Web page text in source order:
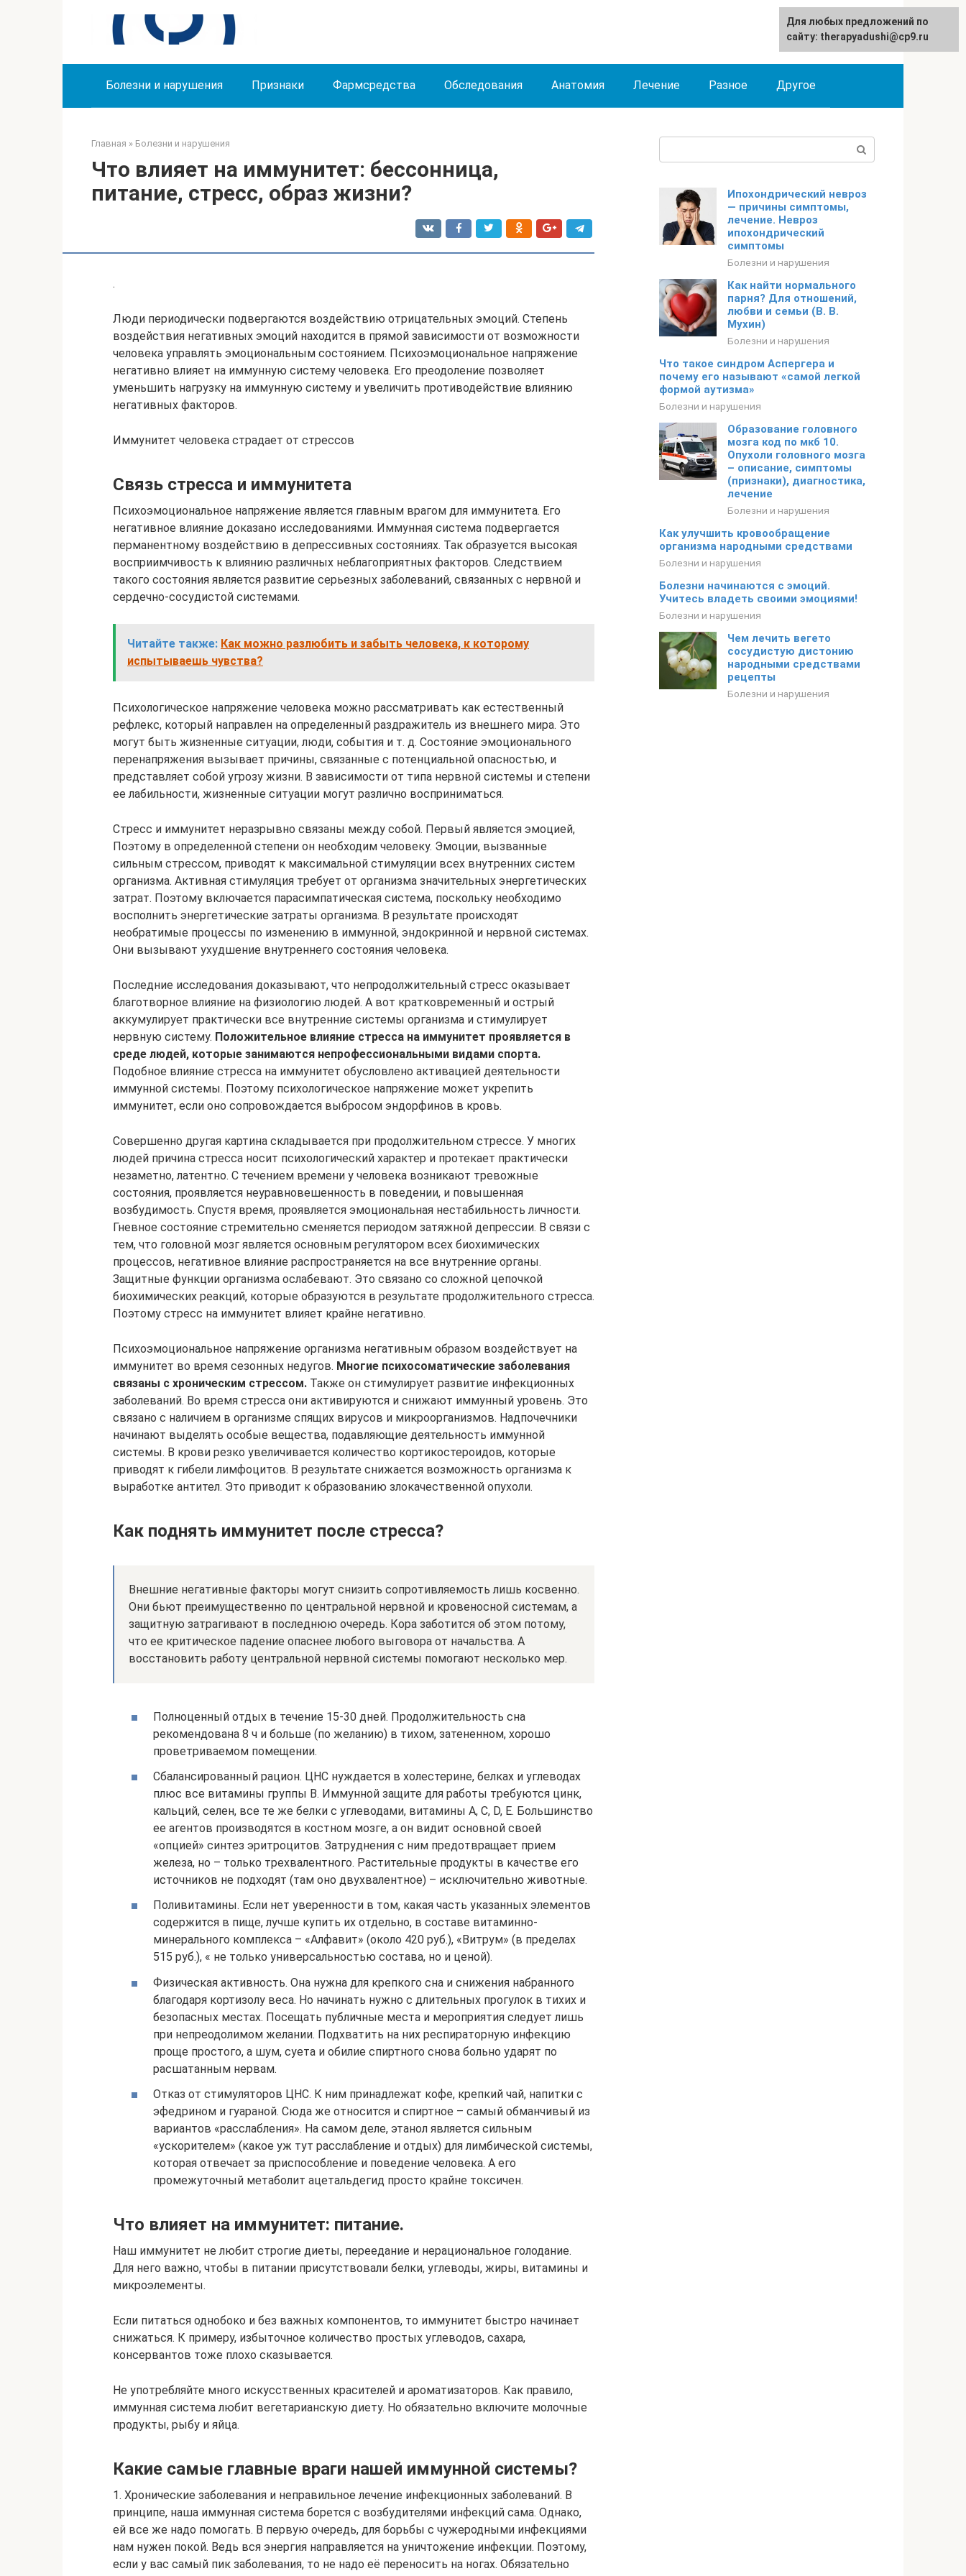
Болезни и нарушения Признаки Фармсредства Обследования Анатомия Лечение Разное Другое
Главная » Болезни и нарушения
Что влияет на иммунитет: бессонница,
питание, стресс, образ жизни?
.
Люди периодически подвергаются воздействию отрицательных эмоций. Степень
воздействия негативных эмоций находится в прямой зависимости от возможности
человека управлять эмоциональным состоянием. Психоэмоциональное напряжение
негативно влияет на иммунную систему человека. Его преодоление позволяет
уменьшить нагрузку на иммунную систему и увеличить противодействие влиянию
негативных факторов.
Иммунитет человека страдает от стрессов
Связь стресса и иммунитета
Психоэмоциональное напряжение является главным врагом для иммунитета. Его
негативное влияние доказано исследованиями. Иммунная система подвергается
перманентному воздействию в депрессивных состояниях. Так образуется высокая
восприимчивость к влиянию различных неблагоприятных факторов. Следствием
такого состояния является развитие серьезных заболеваний, связанных с нервной и
сердечно-сосудистой системами.
Читайте также: Как можно разлюбить и забыть человека, к которому
испытываешь чувства?
Психологическое напряжение человека можно рассматривать как естественный
рефлекс, который направлен на определенный раздражитель из внешнего мира. Это
могут быть жизненные ситуации, люди, события и т. д. Состояние эмоционального
перенапряжения вызывает причины, связанные с потенциальной опасностью, и
представляет собой угрозу жизни. В зависимости от типа нервной системы и степени
ее лабильности, жизненные ситуации могут различно восприниматься.
Стресс и иммунитет неразрывно связаны между собой. Первый является эмоцией,
Поэтому в определенной степени он необходим человеку. Эмоции, вызванные
сильным стрессом, приводят к максимальной стимуляции всех внутренних систем
организма. Активная стимуляция требует от организма значительных энергетических
затрат. Поэтому включается парасимпатическая система, поскольку необходимо
восполнить энергетические затраты организма. В результате происходят
необратимые процессы по изменению в иммунной, эндокринной и нервной системах.
Они вызывают ухудшение внутреннего состояния человека.
Последние исследования доказывают, что непродолжительный стресс оказывает
благотворное влияние на физиологию людей. А вот кратковременный и острый
аккумулирует практически все внутренние системы организма и стимулирует
нервную систему. Положительное влияние стресса на иммунитет проявляется в
среде людей, которые занимаются непрофессиональными видами спорта.
Подобное влияние стресса на иммунитет обусловлено активацией деятельности
иммунной системы. Поэтому психологическое напряжение может укрепить
иммунитет, если оно сопровождается выбросом эндорфинов в кровь.
Совершенно другая картина складывается при продолжительном стрессе. У многих
людей причина стресса носит психологический характер и протекает практически
незаметно, латентно. С течением времени у человека возникают тревожные
состояния, проявляется неуравновешенность в поведении, и повышенная
возбудимость. Спустя время, проявляется эмоциональная нестабильность личности.
Гневное состояние стремительно сменяется периодом затяжной депрессии. В связи с
тем, что головной мозг является основным регулятором всех биохимических
процессов, негативное влияние распространяется на все внутренние органы.
Защитные функции организма ослабевают. Это связано со сложной цепочкой
биохимических реакций, которые образуются в результате продолжительного стресса.
Поэтому стресс на иммунитет влияет крайне негативно.
Психоэмоциональное напряжение организма негативным образом воздействует на
иммунитет во время сезонных недугов. Многие психосоматические заболевания
связаны с хроническим стрессом. Также он стимулирует развитие инфекционных
заболеваний. Во время стресса они активируются и снижают иммунный уровень. Это
связано с наличием в организме спящих вирусов и микроорганизмов. Надпочечники
начинают выделять особые вещества, подавляющие деятельность иммунной
системы. В крови резко увеличивается количество кортикостероидов, которые
приводят к гибели лимфоцитов. В результате снижается возможность организма к
выработке антител. Это приводит к образованию злокачественной опухоли.
Как поднять иммунитет после стресса?
Внешние негативные факторы могут снизить сопротивляемость лишь косвенно.
Они бьют преимущественно по центральной нервной и кровеносной системам, а
защитную затрагивают в последнюю очередь. Кора заботится об этом потому,
что ее критическое падение опаснее любого выговора от начальства. А
восстановить работу центральной нервной системы помогают несколько мер.
Полноценный отдых в течение 15-30 дней. Продолжительность сна
рекомендована 8 ч и больше (по желанию) в тихом, затененном, хорошо
проветриваемом помещении.
Сбалансированный рацион. ЦНС нуждается в холестерине, белках и углеводах
плюс все витамины группы В. Иммунной защите для работы требуются цинк,
кальций, селен, все те же белки с углеводами, витамины А, С, D, Е. Большинство
ее агентов производятся в костном мозге, а он видит основной своей
«опцией» синтез эритроцитов. Затруднения с ним предотвращает прием
железа, но – только трехвалентного. Растительные продукты в качестве его
источников не подходят (там оно двухвалентное) – исключительно животные.
Поливитамины. Если нет уверенности в том, какая часть указанных элементов
содержится в пище, лучше купить их отдельно, в составе витаминно-
минерального комплекса – «Алфавит» (около 420 руб.), «Витрум» (в пределах
515 руб.), « не только универсальностью состава, но и ценой).
Физическая активность. Она нужна для крепкого сна и снижения набранного
благодаря кортизолу веса. Но начинать нужно с длительных прогулок в тихих и
безопасных местах. Посещать публичные места и мероприятия следует лишь
при непреодолимом желании. Подхватить на них респираторную инфекцию
проще простого, а шум, суета и обилие спиртного снова больно ударят по
расшатанным нервам.
Отказ от стимуляторов ЦНС. К ним принадлежат кофе, крепкий чай, напитки с
эфедрином и гуараной. Сюда же относится и спиртное – самый обманчивый из
вариантов «расслабления». На самом деле, этанол является сильным
«ускорителем» (какое уж тут расслабление и отдых) для лимбической системы,
которая отвечает за приспособление и поведение человека. А его
промежуточный метаболит ацетальдегид просто крайне токсичен.
Что влияет на иммунитет: питание.
Наш иммунитет не любит строгие диеты, переедание и нерациональное голодание.
Для него важно, чтобы в питании присутствовали белки, углеводы, жиры, витамины и
микроэлементы.
Если питаться однобоко и без важных компонентов, то иммунитет быстро начинает
снижаться. К примеру, избыточное количество простых углеводов, сахара,
консервантов тоже плохо сказывается.
Не употребляйте много искусственных красителей и ароматизаторов. Как правило,
иммунная система любит вегетарианскую диету. Но обязательно включите молочные
продукты, рыбу и яйца.
Какие самые главные враги нашей иммунной системы?
1. Хронические заболевания и неправильное лечение инфекционных заболеваний. В
принципе, наша иммунная система борется с возбудителями инфекций сама. Однако,
ей все же надо помогать. В первую очередь, для борьбы с чужеродными инфекциями
нам нужен покой. Ведь вся энергия направляется на уничтожение инфекции. Поэтому,
если у вас самый пик заболевания, то не надо её переносить на ногах. Обязательно
Ипохондрический невроз
— причины симптомы,
лечение. Невроз
ипохондрический
симптомы
Болезни и нарушения
Как найти нормального
парня? Для отношений,
любви и семьи (В. В.
Мухин)
Болезни и нарушения
Что такое синдром Аспергера и
почему его называют «самой легкой
формой аутизма»
Болезни и нарушения
Образование головного
мозга код по мкб 10.
Опухоли головного мозга
– описание, симптомы
(признаки), диагностика,
лечение
Болезни и нарушения
Как улучшить кровообращение
организма народными средствами
Болезни и нарушения
Болезни начинаются с эмоций.
Учитесь владеть своими эмоциями!
Болезни и нарушения
Чем лечить вегето
сосудистую дистонию
народными средствами
рецепты
Болезни и нарушения
Для любых предложений по
сайту: therapyadushi@cp9.ru